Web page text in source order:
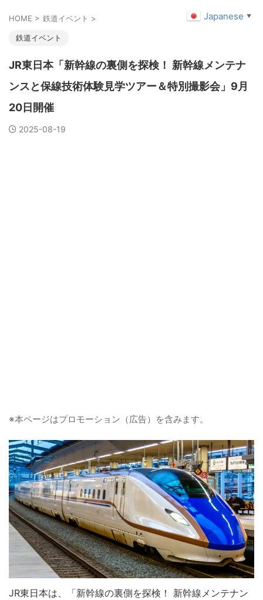
HOME > 鉄道イベント >
鉄道イベント
JR東日本「新幹線の裏側を探検！ 新幹線メンテナ
ンスと保線技術体験見学ツアー＆特別撮影会」9月
20日開催
2025-08-19
※本ページはプロモーション（広告）を含みます。
JR東日本は、「新幹線の裏側を探検！ 新幹線メンテナン
Japanese ▼